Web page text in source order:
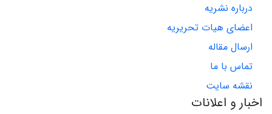
درباره نشریه
اعضای هیات تحریریه
ارسال مقاله
تماس با ما
نقشه سایت
اخبار و اعلانات